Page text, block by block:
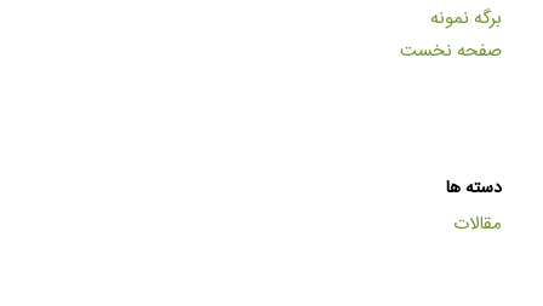
برگه نمونه
صفحه نخست
دسته ها
مقالات